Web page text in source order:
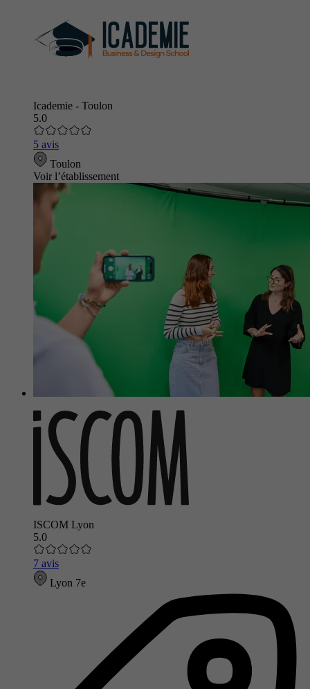
Icademie - Toulon
5.0
5 avis
Toulon
Voir l’établissement
ISCOM Lyon
5.0
7 avis
Lyon 7e